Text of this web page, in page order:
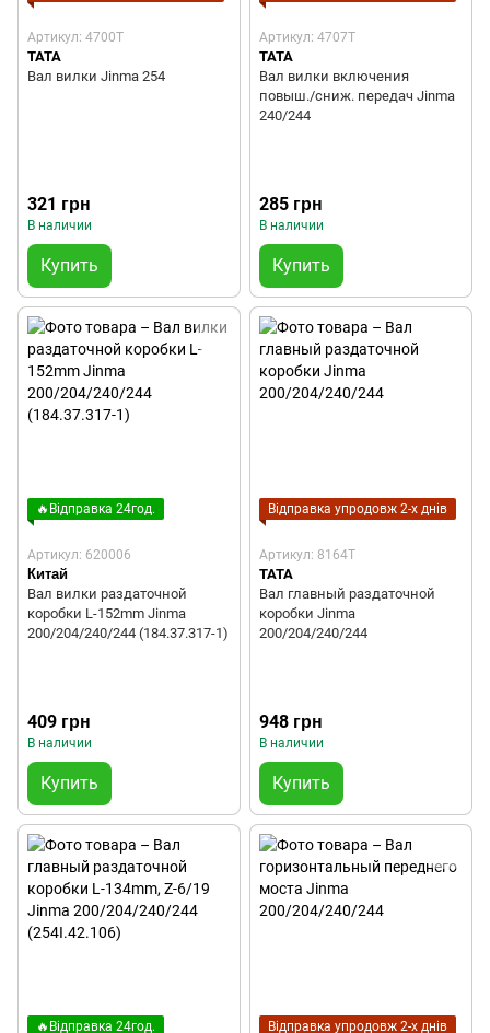
Артикул: 4700T
TATA
Вал вилки Jinma 254
321 грн
В наличии
Купить
Артикул: 4707T
TATA
Вал вилки включения
повыш./сниж. передач Jinma
240/244
285 грн
В наличии
Купить
🔥Відправка 24год.
Артикул: 620006
Китай
Вал вилки раздаточной
коробки L-152mm Jinma
200/204/240/244 (184.37.317-1)
409 грн
В наличии
Купить
Відправка упродовж 2-х днів
Артикул: 8164T
TATA
Вал главный раздаточной
коробки Jinma
200/204/240/244
948 грн
В наличии
Купить
🔥Відправка 24год. Відправка упродовж 2-х днів